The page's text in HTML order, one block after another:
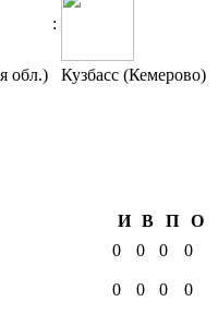
:
обл.) Кузбасс (Кемерово)
И В П
О
0 0 0 0
0 0 0 0